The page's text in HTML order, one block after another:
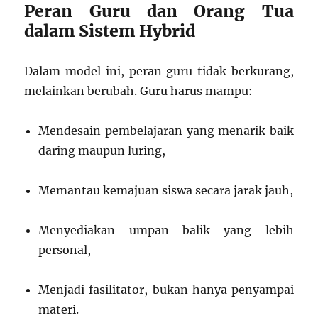
Peran Guru dan Orang Tua
dalam Sistem Hybrid
Dalam model ini, peran guru tidak berkurang,
melainkan berubah. Guru harus mampu:
Mendesain pembelajaran yang menarik baik
daring maupun luring,
Memantau kemajuan siswa secara jarak jauh,
Menyediakan umpan balik yang lebih
personal,
Menjadi fasilitator, bukan hanya penyampai
materi.